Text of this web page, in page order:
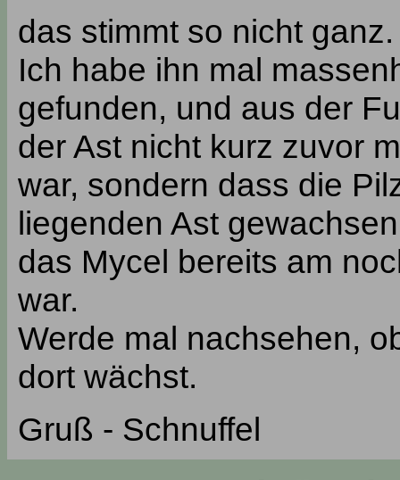
das stimmt so nicht ganz.
Ich habe ihn mal
gefunden, und aus der
der Ast nicht kurz zuvor
war, sondern dass die
liegenden Ast
das Mycel bereits am
war.
Werde mal nachsehen,
dort wächst.
Gruß - Schnuffel